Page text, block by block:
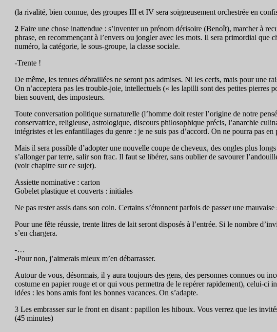
(la rivalité, bien connue, des groupes III et IV sera soigneusement orchestrée en
2 Faire une chose inattendue : s’inventer un prénom dérisoire (Benoît), marcher à
phrase, en recommençant à l’envers ou jongler avec les mots. Il sera primordial
numéro, la catégorie, le sous-groupe, la classe sociale.
-Trente !
De même, les tenues débraillées ne seront pas admises. Ni les cerfs, mais pour une
On n’acceptera pas les trouble-joie, intellectuels (« les lapilli sont des petites pierres
bien souvent, des imposteurs.
Toute conversation politique surnaturelle (l’homme doit rester l’origine de notre
conservatrice, religieuse, astrologique, discours philosophique précis, l’anarchie
intégristes et les enfantillages du genre : je ne suis pas d’accord. On ne pourra pas
Mais il sera possible d’adopter une nouvelle coupe de cheveux, des ongles plus
s’allonger par terre, salir son frac. Il faut se libérer, sans oublier de savourer
(voir chapitre sur ce sujet).
Assiette nominative : carton
Gobelet plastique et couverts : initiales
Ne pas rester assis dans son coin. Certains s’étonnent parfois de passer une
Pour une fête réussie, trente litres de lait seront disposés à l’entrée. Si le nombre
s’en chargera.
-…
-Pour non, j’aimerais mieux m’en débarrasser.
Autour de vous, désormais, il y aura toujours des gens, des personnes connues ou
costume en papier rouge et or qui vous permettra de le repérer rapidement), celui-ci
idées : les bons amis font les bonnes vacances. On s’adapte.
3 Les embrasser sur le front en disant : papillon les hiboux. Vous verrez que les
(45 minutes)